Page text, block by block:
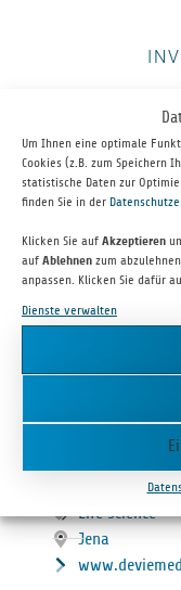
Um Ihnen eine optimale
Cookies (z.B. zum Speichern
statistische Daten zur
finden Sie in der
Klicken Sie auf Akzeptieren
auf Ablehnen zum
anpassen. Klicken Sie dafür
Dienste verwalten
DEVIE MEDI­CAL
Life Science
Jena
devie medi­cal GmbH
gung und dem